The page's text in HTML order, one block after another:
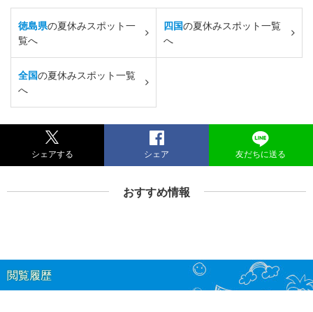
徳島県の夏休みスポット一
覧へ
四国の夏休みスポット一覧
へ
全国の夏休みスポット一覧
へ
シェアする シェア 友だちに送る
おすすめ情報
閲覧履歴